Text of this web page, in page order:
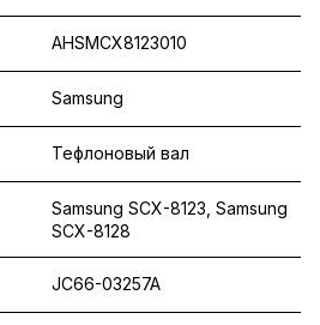
AHSMCX8123010
Samsung
Тефлоновый вал
Samsung SCX-8123, Samsung
SCX-8128
JC66-03257A